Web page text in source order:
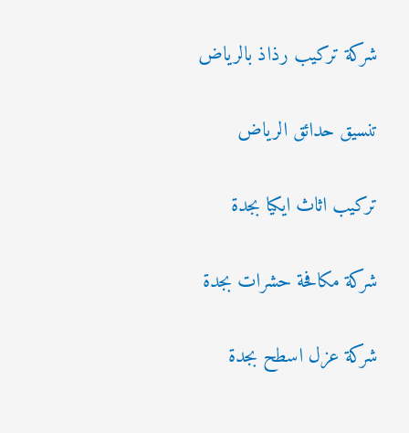
شركة تركيب رذاذ بالرياض
تنسيق حدائق الرياض
تركيب اثاث ايكيا بجدة
شركة مكافحة حشرات بجدة
شركة عزل اسطح بجدة